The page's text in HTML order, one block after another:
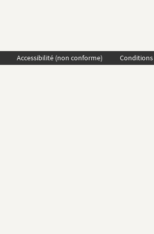
Accessibilité (non conforme)